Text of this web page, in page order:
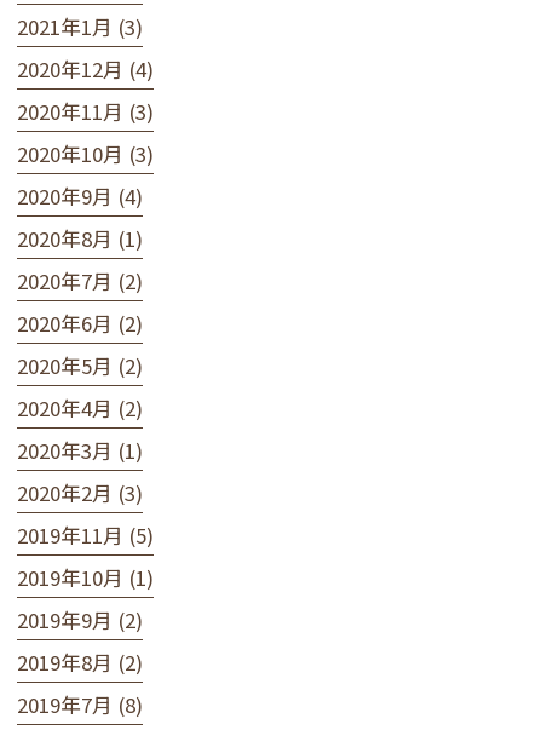
2021年1月 (3)
2020年12月 (4)
2020年11月 (3)
2020年10月 (3)
2020年9月 (4)
2020年8月 (1)
2020年7月 (2)
2020年6月 (2)
2020年5月 (2)
2020年4月 (2)
2020年3月 (1)
2020年2月 (3)
2019年11月 (5)
2019年10月 (1)
2019年9月 (2)
2019年8月 (2)
2019年7月 (8)